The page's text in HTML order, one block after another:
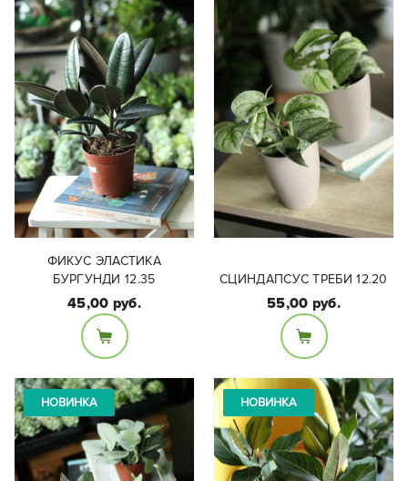
Размеры:
Диаметр горшка 12см,
высота вместе с
растением 35 см.
ФИКУС ЭЛАСТИКА
БУРГУНДИ 12.35
45,00 руб.
высота растения:
Высота растения 20 см
СЦИНДАПСУС ТРЕБИ 12.20
55,00 руб.
НОВИНКА НОВИНКА